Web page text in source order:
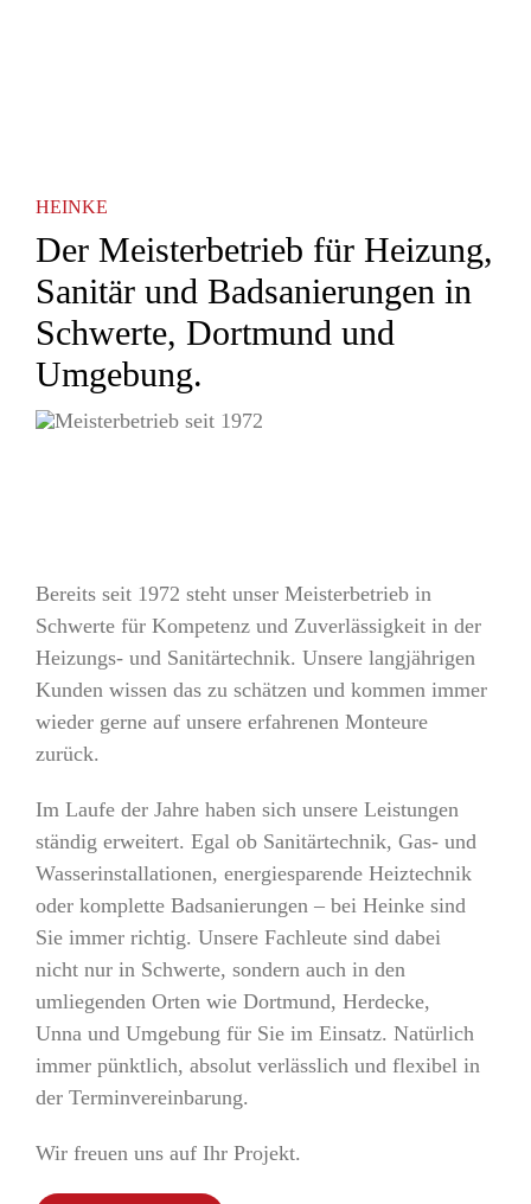
HEINKE
Der Meisterbetrieb für Heizung,
Sanitär und Badsanierungen in
Schwerte, Dortmund und
Umgebung.
Bereits seit 1972 steht unser Meisterbetrieb in
Schwerte für Kompetenz und Zuverlässigkeit in der
Heizungs- und Sanitärtechnik. Unsere langjährigen
Kunden wissen das zu schätzen und kommen immer
wieder gerne auf unsere erfahrenen Monteure
zurück.
Im Laufe der Jahre haben sich unsere Leistungen
ständig erweitert. Egal ob Sanitärtechnik, Gas- und
Wasserinstallationen, energiesparende Heiztechnik
oder komplette Badsanierungen – bei Heinke sind
Sie immer richtig. Unsere Fachleute sind dabei
nicht nur in Schwerte, sondern auch in den
umliegenden Orten wie Dortmund, Herdecke,
Unna und Umgebung für Sie im Einsatz. Natürlich
immer pünktlich, absolut verlässlich und flexibel in
der Terminvereinbarung.
Wir freuen uns auf Ihr Projekt.